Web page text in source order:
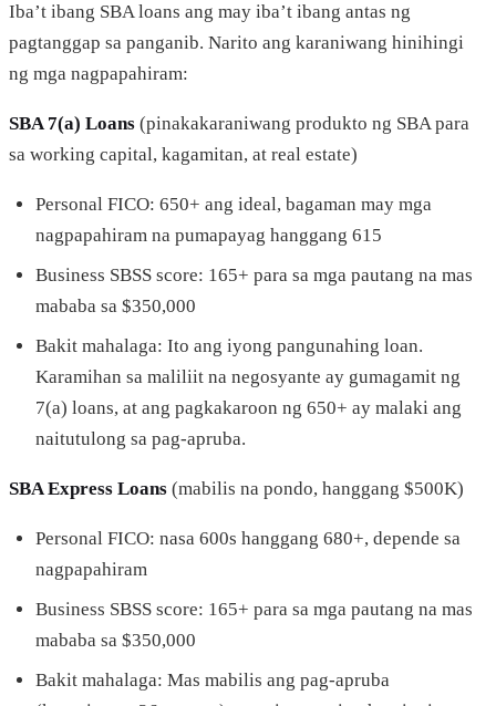
Iba’t ibang SBA loans ang may iba’t ibang antas ng
pagtanggap sa panganib. Narito ang karaniwang hinihingi
ng mga nagpapahiram:
SBA 7(a) Loans (pinakakaraniwang produkto ng SBA para
sa working capital, kagamitan, at real estate)
Personal FICO: 650+ ang ideal, bagaman may mga
nagpapahiram na pumapayag hanggang 615
Business SBSS score: 165+ para sa mga pautang na mas
mababa sa $350,000
Bakit mahalaga: Ito ang iyong pangunahing loan.
Karamihan sa maliliit na negosyante ay gumagamit ng
7(a) loans, at ang pagkakaroon ng 650+ ay malaki ang
naitutulong sa pag-apruba.
SBA Express Loans (mabilis na pondo, hanggang $500K)
Personal FICO: nasa 600s hanggang 680+, depende sa
nagpapahiram
Business SBSS score: 165+ para sa mga pautang na mas
mababa sa $350,000
Bakit mahalaga: Mas mabilis ang pag-apruba